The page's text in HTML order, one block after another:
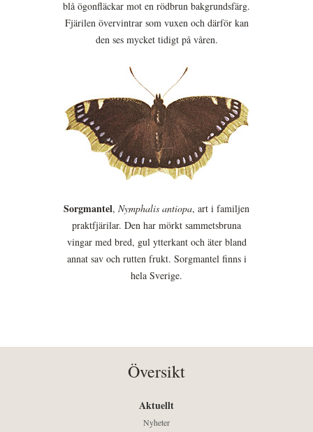
blå ögonfläckar mot en rödbrun bakgrundsfärg.
Fjärilen övervintrar som vuxen och därför kan
den ses mycket tidigt på våren.
Sorgmantel, Nymphalis antiopa, art i familjen
praktfjärilar. Den har mörkt sammetsbruna
vingar med bred, gul ytterkant och äter bland
annat sav och rutten frukt. Sorgmantel finns i
hela Sverige.
Översikt
Aktuellt
Nyheter